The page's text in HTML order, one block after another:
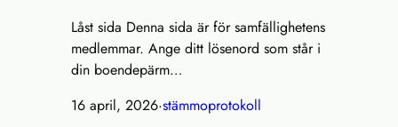
Låst sida Denna sida är för samfällighetens
medlemmar. Ange ditt lösenord som står i
din boendepärm…
16 april, 2026·stämmoprotokoll